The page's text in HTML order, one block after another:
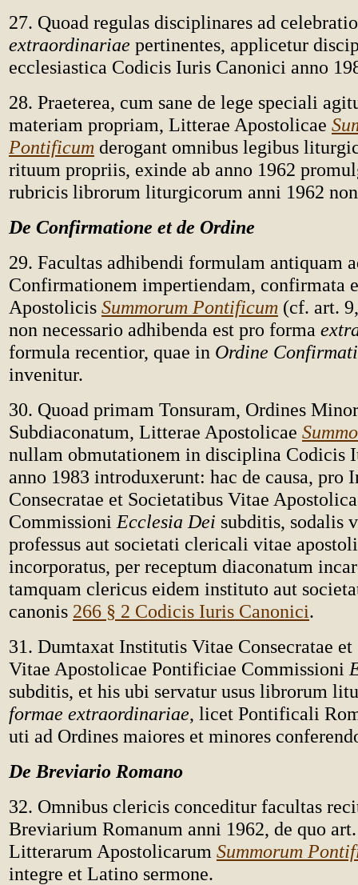
27. Quoad regulas disciplinares ad
extraordinariae pertinentes, applicetur
ecclesiastica Codicis Iuris Canonici anno
28. Praeterea, cum sane de lege speciali
materiam propriam, Litterae Apostolicae
Pontificum derogant omnibus legibus
rituum propriis, exinde ab anno 1962
rubricis librorum liturgicorum anni 1962
De Confirmatione et de Ordine
29. Facultas adhibendi formulam antiquam
Confirmationem impertiendam, confirmata
Apostolicis Summorum Pontificum (cf. art.
non necessario adhibenda est pro forma
formula recentior, quae in Ordine
invenitur.
30. Quoad primam Tonsuram, Ordines
Subdiaconatum, Litterae Apostolicae
nullam obmutationem in disciplina Codicis
anno 1983 introduxerunt: hac de causa, pro
Consecratae et Societatibus Vitae
Commissioni Ecclesia Dei subditis, sodalis
professus aut societati clericali vitae
incorporatus, per receptum diaconatum
tamquam clericus eidem instituto aut
canonis 266 § 2 Codicis Iuris Canonici.
31. Dumtaxat Institutis Vitae Consecratae et
Vitae Apostolicae Pontificiae Commissioni
subditis, et his ubi servatur usus librorum
formae extraordinariae, licet Pontificali
uti ad Ordines maiores et minores
De Breviario Romano
32. Omnibus clericis conceditur facultas
Breviarium Romanum anni 1962, de quo
Litterarum Apostolicarum Summorum
integre et Latino sermone.